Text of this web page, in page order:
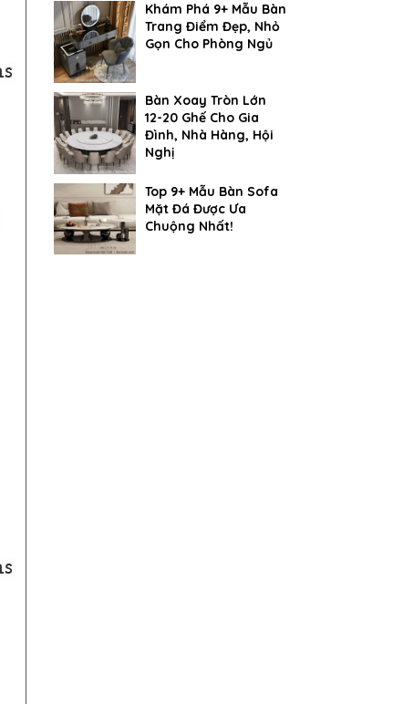
Khám Phá 9+ Mẫu Bàn
Trang Điểm Đẹp, Nhỏ
Gọn Cho Phòng Ngủ
Bàn Xoay Tròn Lớn
12-20 Ghế Cho Gia
Đình, Nhà Hàng, Hội
Nghị
Top 9+ Mẫu Bàn Sofa
Mặt Đá Được Ưa
Chuộng Nhất!